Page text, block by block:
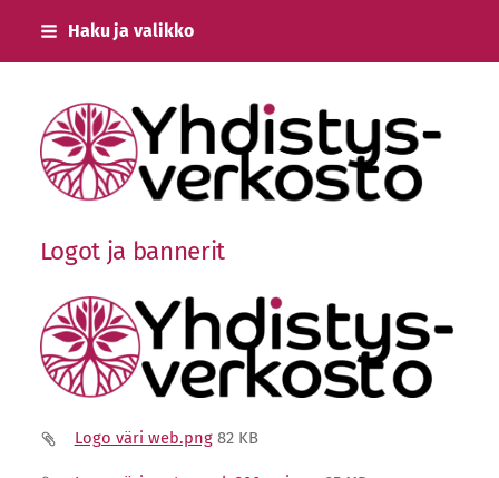
Siirry
Haku ja valikko
Keski-Uudenmaan Yhdistysverkosto ry
Logot ja bannerit
Logo väri web.png 82 KB